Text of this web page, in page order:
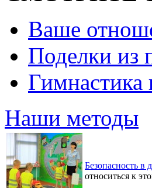
Ваше
Поделки из
Гимнастика
Наши методы
Безопасность в
относиться к